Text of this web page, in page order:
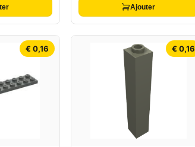
Ajouter
€ 0,16 € 0,16